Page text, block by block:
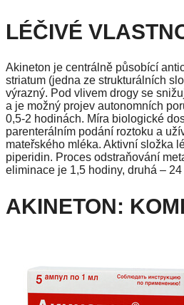
LÉČIVÉ
Akineton je centrálně působící
striatum (jedna ze strukturálních
výrazný. Pod vlivem drogy se
a je možný projev autonomních
0,5-2 hodinách. Míra biologické
parenterálním podání roztoku a
mateřského mléka. Aktivní složka
piperidin. Proces odstraňování
eliminace je 1,5 hodiny, druhá –
AKINETON: